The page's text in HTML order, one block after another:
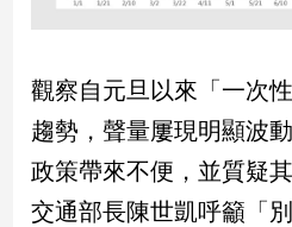
地
新
病
毒
專
區
觀察自元旦以來「一次
趨勢，聲量屢現明顯波
政策帶來不便，並質疑
交通部長陳世凱呼籲「